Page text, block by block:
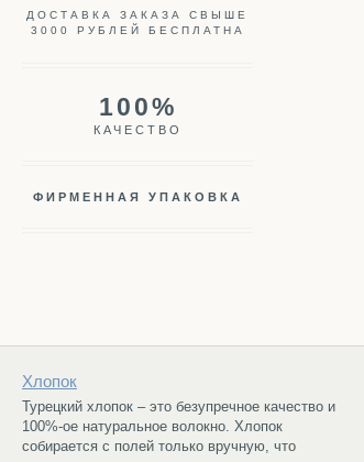
ДОСТАВКА ЗАКАЗА СВЫШЕ
3000 РУБЛЕЙ БЕСПЛАТНА
100%
КАЧЕСТВО
ФИРМЕННАЯ УПАКОВКА
Хлопок
Турецкий хлопок – это безупречное качество и
100%-ое натуральное волокно. Хлопок
собирается с полей только вручную, что